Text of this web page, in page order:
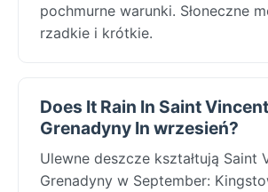
pochmurne warunki. Słoneczne
rzadkie i krótkie.
Does It Rain In Saint
Grenadyny In wrzesień?
Ulewne deszcze kształtują Saint
Grenadyny w September: